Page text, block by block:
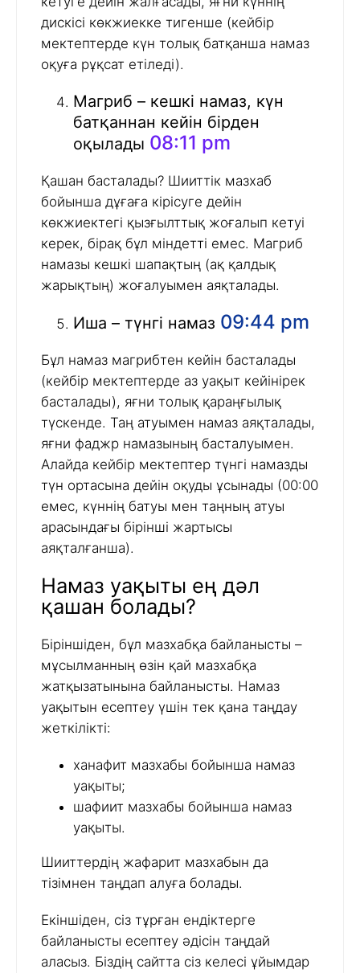
дискісі көкжиекке тигенше (кейбір
мектептерде күн толық батқанша намаз
оқуға рұқсат етіледі).
Магриб – кешкі намаз, күн
батқаннан кейін бірден
оқылады 08:11 pm
Қашан басталады? Шииттік мазхаб
бойынша дұғаға кірісуге дейін
көкжиектегі қызғылттық жоғалып кетуі
керек, бірақ бұл міндетті емес. Магриб
намазы кешкі шапақтың (ақ қалдық
жарықтың) жоғалуымен аяқталады.
Иша – түнгі намаз 09:44 pm
Бұл намаз магрибтен кейін басталады
(кейбір мектептерде аз уақыт кейінірек
басталады), яғни толық қараңғылық
түскенде. Таң атуымен намаз аяқталады,
яғни фаджр намазының басталуымен.
Алайда кейбір мектептер түнгі намазды
түн ортасына дейін оқуды ұсынады (00:00
емес, күннің батуы мен таңның атуы
арасындағы бірінші жартысы
аяқталғанша).
Намаз уақыты ең дәл
қашан болады?
Біріншіден, бұл мазхабқа байланысты –
мұсылманның өзін қай мазхабқа
жатқызатынына байланысты. Намаз
уақытын есептеу үшін тек қана таңдау
жеткілікті:
ханафит мазхабы бойынша намаз
уақыты;
шафиит мазхабы бойынша намаз
уақыты.
Шииттердің жафарит мазхабын да
тізімнен таңдап алуға болады.
Екіншіден, сіз тұрған ендіктерге
байланысты есептеу әдісін таңдай
аласыз. Біздің сайтта сіз келесі ұйымдар